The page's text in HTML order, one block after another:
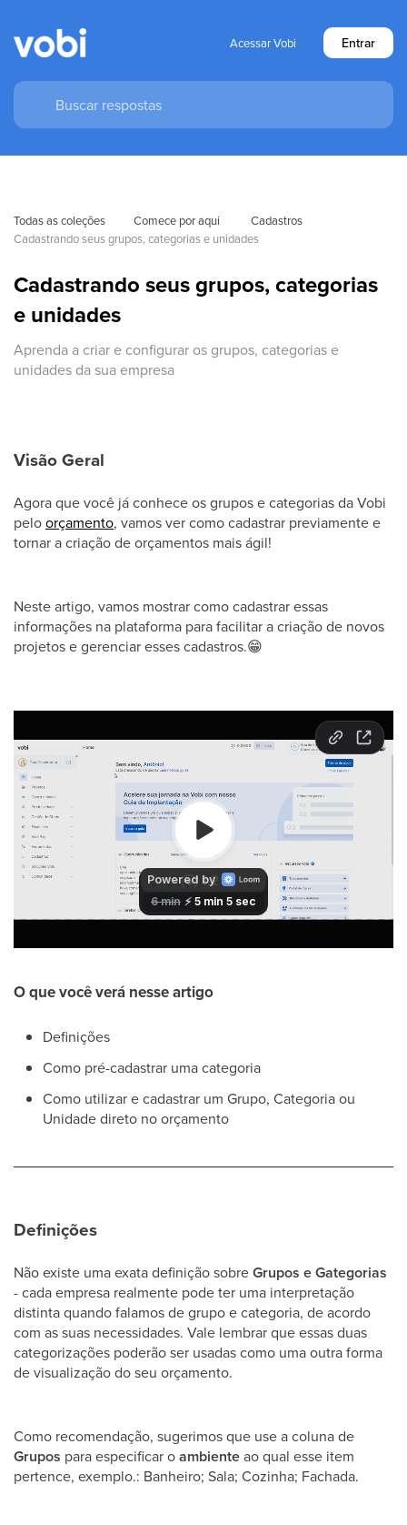
Acessar Vobi Entrar
Todas as coleções Comece por aqui
Cadastros
Cadastrando seus grupos, categorias e unidades
Cadastrando seus grupos, categorias
e unidades
Aprenda a criar e configurar os grupos, categorias e
unidades da sua empresa
Visão Geral
Agora que você já conhece os grupos e categorias da Vobi
peloorçamento, vamos ver como cadastrar previamente e
tornar a criação de orçamentos mais ágil!
Neste artigo, vamos mostrar como cadastrar essas
informações na plataforma para facilitar a criação de novos
projetos e gerenciar esses cadastros.😁
O que você verá nesse artigo
Definições
Como pré-cadastrar uma categoria
Como utilizar e cadastrar um Grupo, Categoria ou
Unidade direto no orçamento
Definições
Não existe uma exata definição sobreGrupos e Gategorias
- cada empresa realmente pode ter uma interpretação
distinta quando falamos de grupo e categoria, de acordo
com as suas necessidades. Vale lembrar que essas duas
categorizações poderão ser usadas como uma outra forma
de visualização do seu orçamento.
Como recomendação, sugerimos que use a coluna de
Grupos para especificar oambienteao qual esse item
pertence, exemplo.: Banheiro; Sala; Cozinha; Fachada.